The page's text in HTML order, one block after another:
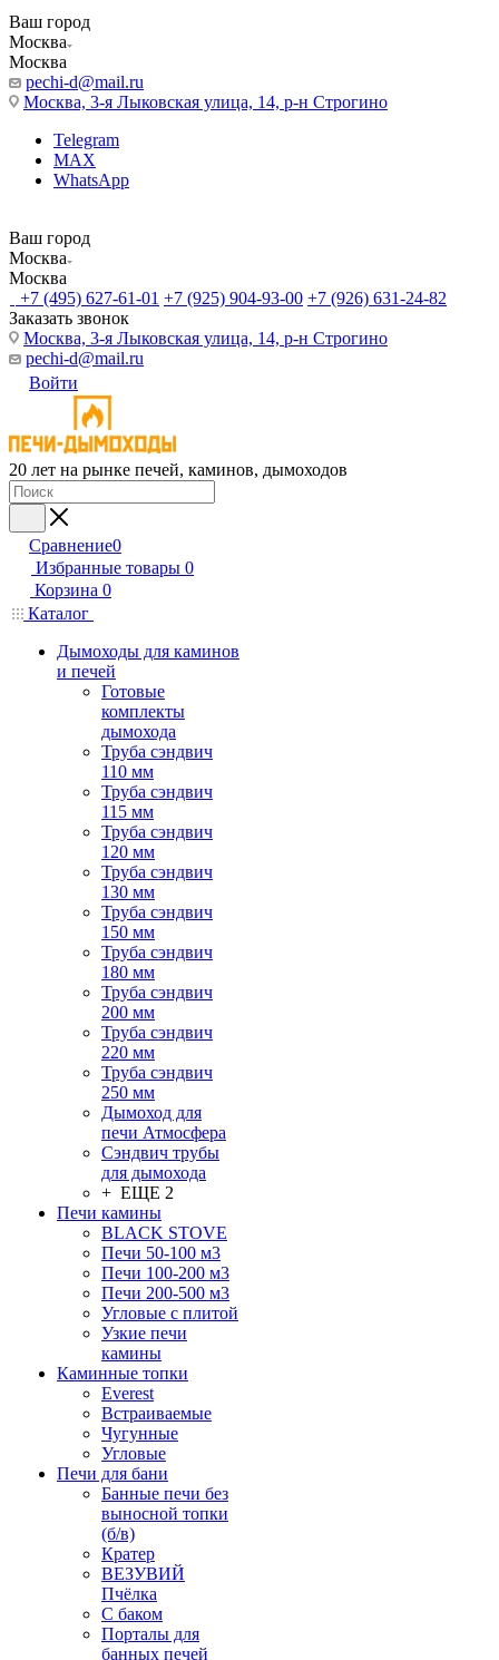
Ваш город
Москва
Москва
pechi-d@mail.ru
Москва, 3-я Лыковская улица, 14, р-н Строгино
Telegram
MAX
WhatsApp
Ваш город
Москва
Москва
+7 (495) 627-61-01 +7 (925) 904-93-00 +7 (926) 631-24-82
Заказать звонок
Москва, 3-я Лыковская улица, 14, р-н Строгино
pechi-d@mail.ru
Войти
20 лет на рынке печей, каминов, дымоходов
Сравнение0
Избранные товары 0
Корзина 0
Каталог
Дымоходы для каминов
и печей
Готовые
комплекты
дымохода
Труба сэндвич
110 мм
Труба сэндвич
115 мм
Труба сэндвич
120 мм
Труба сэндвич
130 мм
Труба сэндвич
150 мм
Труба сэндвич
180 мм
Труба сэндвич
200 мм
Труба сэндвич
220 мм
Труба сэндвич
250 мм
Дымоход для
печи Атмосфера
Сэндвич трубы
для дымохода
+ ЕЩЕ 2
Печи камины
BLACK STOVE
Печи 50-100 м3
Печи 100-200 м3
Печи 200-500 м3
Угловые с плитой
Узкие печи
камины
Каминные топки
Everest
Встраиваемые
Чугунные
Угловые
Печи для бани
Банные печи без
выносной топки
(б/в)
Кратер
ВЕЗУВИЙ
Пчёлка
С баком
Порталы для
банных печей